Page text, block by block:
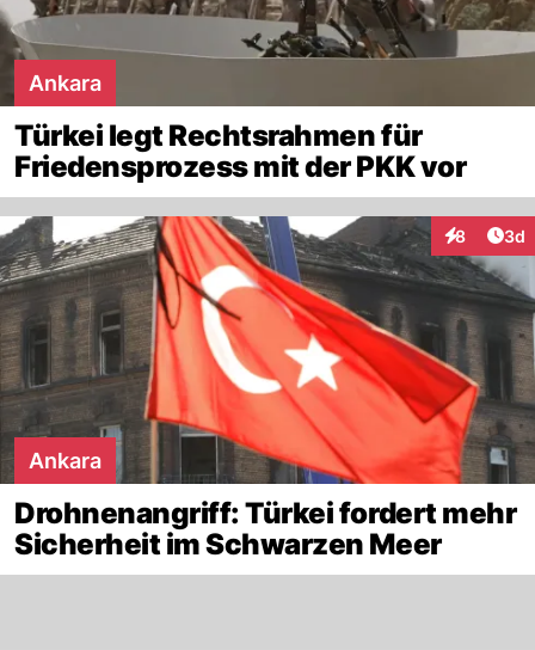
Ankara
Türkei legt Rechtsrahmen für
Friedensprozess mit der PKK vor
8 3d
Ankara
Drohnenangriff: Türkei fordert mehr
Sicherheit im Schwarzen Meer